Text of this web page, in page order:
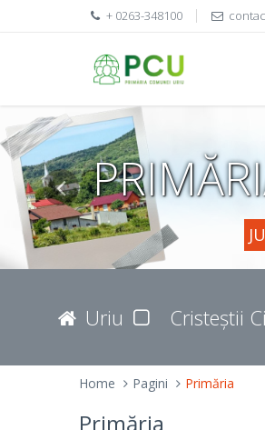
+ 0263-348100
Uriu Cristeștii
Home Pagini Primăria
Primăria